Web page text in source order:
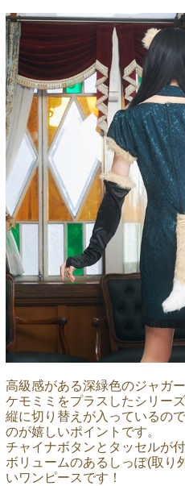
高級感がある深緑色のジャガ
ケモミミをプラスしたシリー
縦に切り替えが入っているの
のが嬉しいポイントです。
チャイナボタンとタッセルが
ボリュームのあるしっぽ(取り
いワンピースです！